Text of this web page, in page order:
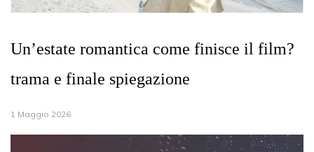
Un’estate romantica come finisce il film?
trama e finale spiegazione
1 Maggio 2026